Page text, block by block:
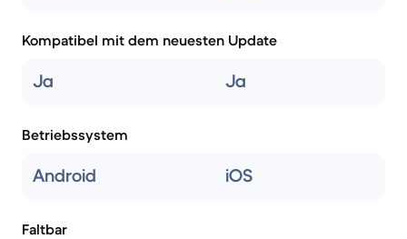
Kompatibel mit dem neuesten Update
Ja Ja
Betriebssystem
Android iOS
Faltbar